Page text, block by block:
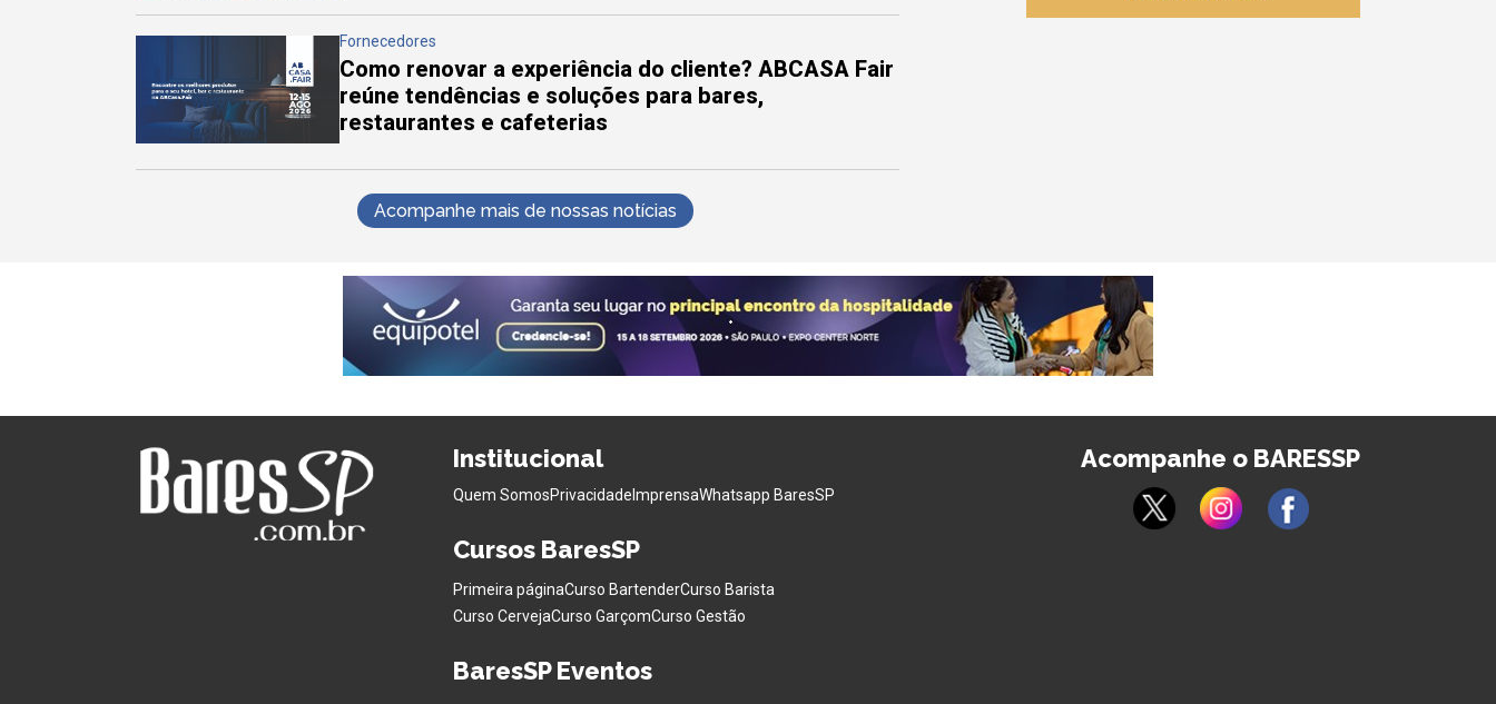
Fornecedores
Como renovar a experiência do cliente? ABCASA Fair
reúne tendências e soluções para bares,
restaurantes e cafeterias
Acompanhe mais de nossas notícias
Institucional
Quem SomosPrivacidadeImprensaWhatsapp BaresSP
Cursos BaresSP
Primeira páginaCurso BartenderCurso Barista
Curso CervejaCurso GarçomCurso Gestão
BaresSP Eventos
Acompanhe o BARESSP